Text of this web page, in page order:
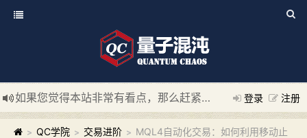
登录 注册
如果您觉得本站非常有看点，那么赶紧使用Ctrl+D 收藏我们吧
新添加量子混沌系统板块，欢迎大家访问！
---“量子混沌系
> QC学院 > 交易进阶 > MQL4自动化交易：如何利用移动止